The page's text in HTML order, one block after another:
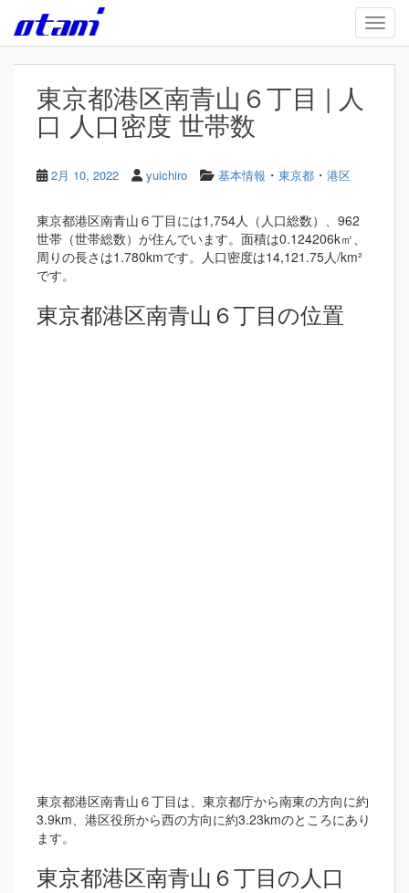
Skip to main content
東京都港区南青山６丁目 | 人
口 人口密度 世帯数
2月 10, 2022 yuichiro 基本情報 ・ 東京都 ・ 港区
東京都港区南青山６丁目には1,754人（人口総数）、962
世帯（世帯総数）が住んでいます。面積は0.124206k㎡、
周りの長さは1.780kmです。人口密度は14,121.75人/km²
です。
東京都港区南青山６丁目の位置
東京都港区南青山６丁目は、東京都庁から南東の方向に約
3.9km、港区役所から西の方向に約3.23kmのところにあり
ます。
東京都港区南青山６丁目の人口